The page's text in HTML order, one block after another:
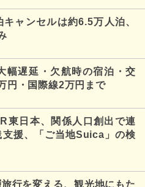
ャンセルは約6.5万人泊、
幅遅延・欠航時の宿泊・交
円・国際線2万円まで
東日本、関係人口創出で連
援、「ご当地Suica」の検
行を変える、観光地にもた